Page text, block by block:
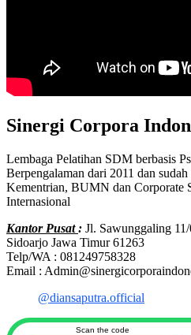
Sinergi Corpora
Lembaga Pelatihan SDM berbasis
Berpengalaman dari 2011 dan
Kementrian, BUMN dan Corporate
Internasional
Kantor Pusat: Jl. Sawunggaling
Sidoarjo Jawa Timur 61263
Telp/WA : 081249758328
Email :
@diansaputra.official
Scan the code